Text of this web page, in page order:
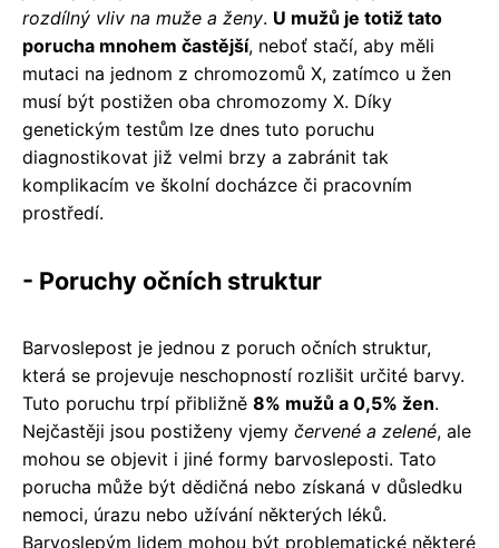
rozdílný vliv na muže a ženy. U mužů je totiž tato
porucha mnohem častější, neboť stačí, aby měli
mutaci na jednom z chromozomů X, zatímco u žen
musí být postižen oba chromozomy X. Díky
genetickým testům lze dnes tuto poruchu
diagnostikovat již velmi brzy a zabránit tak
komplikacím ve školní docházce či pracovním
prostředí.
- Poruchy očních struktur
Barvoslepost je jednou z poruch očních struktur,
která se projevuje neschopností rozlišit určité barvy.
Tuto poruchu trpí přibližně 8% mužů a 0,5% žen.
Nejčastěji jsou postiženy vjemy červené a zelené, ale
mohou se objevit i jiné formy barvosleposti. Tato
porucha může být dědičná nebo získaná v důsledku
nemoci, úrazu nebo užívání některých léků.
Barvoslepým lidem mohou být problematické některé